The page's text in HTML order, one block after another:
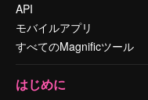
API
モバイルアプリ
すべてのMagnificツール
はじめに